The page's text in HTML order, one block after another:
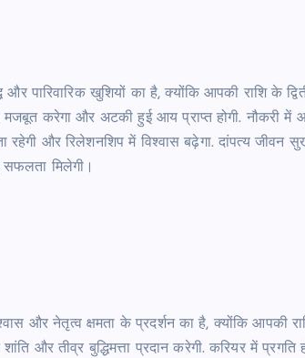
पारिवारिक खुशियों का है, क्योंकि आपकी राशि के
मजबूत करेगा और अटकी हुई आय प्राप्त होगी. नौकरी
और रिलेशनशिप में विश्वास बढ़ेगा. दांपत्य जीवन
मिलेगी।
और नेतृत्व क्षमता के प्रदर्शन का है, क्योंकि आपकी
और तीव्र बुद्धिमत्ता प्रदान करेगी. करियर में